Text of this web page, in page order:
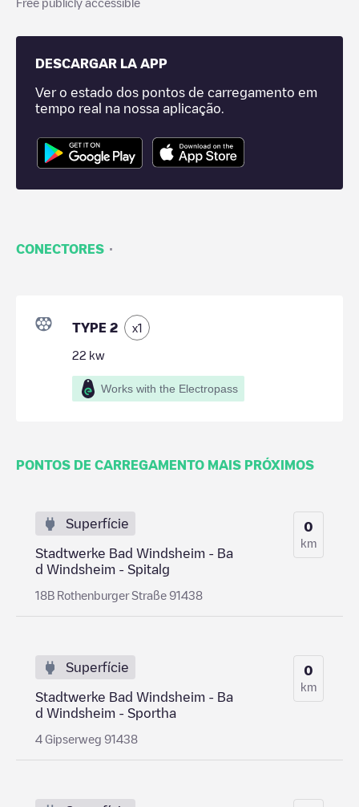
Free publicly accessible
DESCARGAR LA APP
Ver o estado dos pontos de carregamento em
tempo real na nossa aplicação.
CONECTORES ·
TYPE 2 x1
22 kw
Works with the Electropass
PONTOS DE CARREGAMENTO MAIS PRÓXIMOS
Superfície
Stadtwerke Bad Windsheim - Ba
d Windsheim - Spitalg
18B Rothenburger Straße 91438
0
km
Superfície
Stadtwerke Bad Windsheim - Ba
d Windsheim - Sportha
4 Gipserweg 91438
0
km